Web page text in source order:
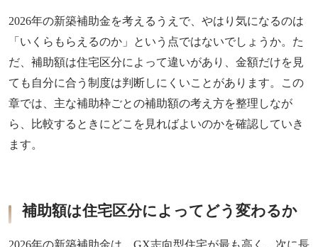
2026年の新築補助金を考えるうえで、やはり気になるのは
「いくらもらえるのか」という点ではないでしょうか。た
だ、補助額は住宅区分によって違いがあり、金額だけを見
ても自分に合う制度は判断しにくいことがあります。この
章では、主な補助枠ごとの補助額の考え方を整理しなが
ら、比較するときにどこを見ればよいのかを確認していき
ます。
補助額は住宅区分によってどう変わるか
2026年の新築補助金は、GX志向型住宅が最も高く、次に長